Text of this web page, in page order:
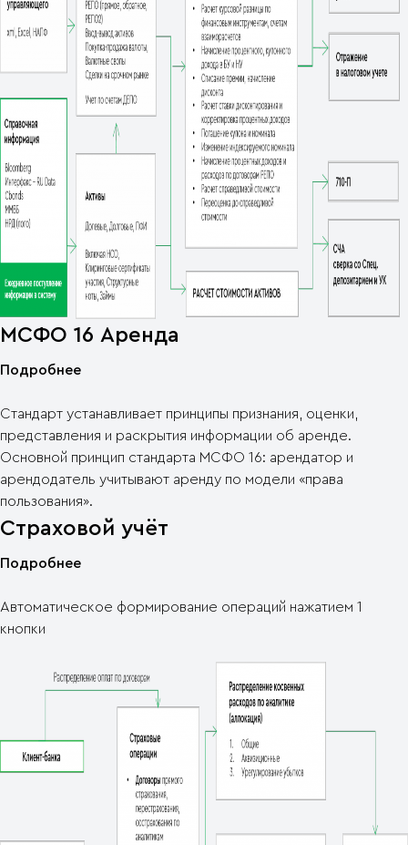
МСФО 16 Аренда
Подробнее
Стандарт устанавливает принципы признания, оценки,
представления и раскрытия информации об аренде.
Основной принцип стандарта МСФО 16: арендатор и
арендодатель учитывают аренду по модели «права
пользования».
Страховой учёт
Подробнее
Автоматическое формирование операций нажатием 1
кнопки